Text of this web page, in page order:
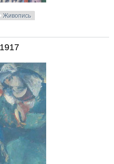
Живопись